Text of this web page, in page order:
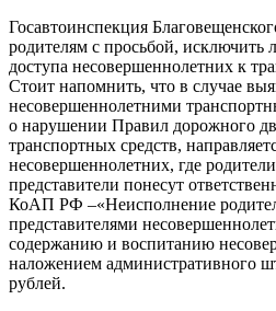
Госавтоинспекция
родителям с просьбой, исключить
доступа несовершеннолетних к
Стоит напомнить, что в случае
несовершеннолетними
о нарушении Правил дорожного
транспортных средств,
несовершеннолетних, где
представители понесут
КоАП РФ –«Неисполнение
представителями
содержанию и воспитанию
наложением административного
рублей.